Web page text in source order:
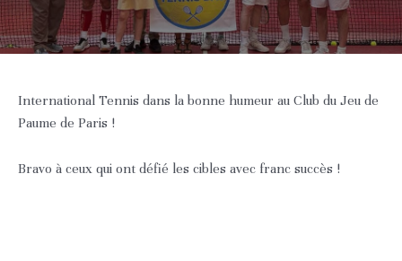
International Tennis dans la bonne humeur au Club du Jeu de
Paume de Paris !
Bravo à ceux qui ont défié les cibles avec franc succès !